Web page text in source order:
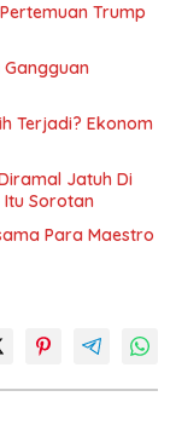
Trump
Terjadi? Ekonom
Jatuh Di
Itu Sorotan
Para Maestro